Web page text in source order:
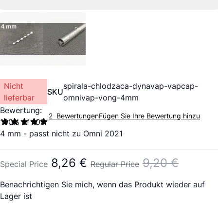
Nicht
lieferbar
SKU
spirala-chlodzaca-dynavap-vapcap-
omnivap-vong-4mm
Bewertung:
100% of100
2 BewertungenFügen Sie Ihre Bewertung hinzu
4 mm - passt nicht zu Omni 2021
Special Price 8,26 € Regular Price 9,20 €
Benachrichtigen Sie mich, wenn das Produkt wieder auf
Lager ist